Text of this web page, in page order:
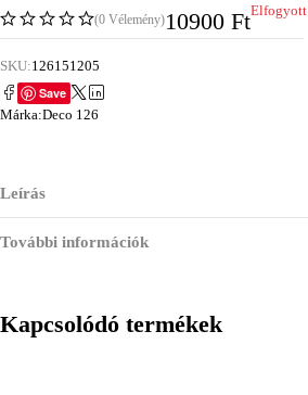
(0 Vélemény)10900 FtElfogyott
SKU:126151205
Save
Márka:Deco 126
Leírás
További információk
Kapcsolódó termékek